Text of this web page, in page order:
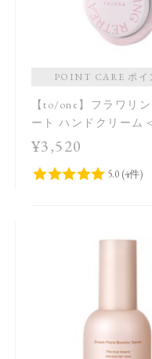
POINT CARE ポイ
【to/one】フラワリ
ート ハンドクリーム
¥3,520